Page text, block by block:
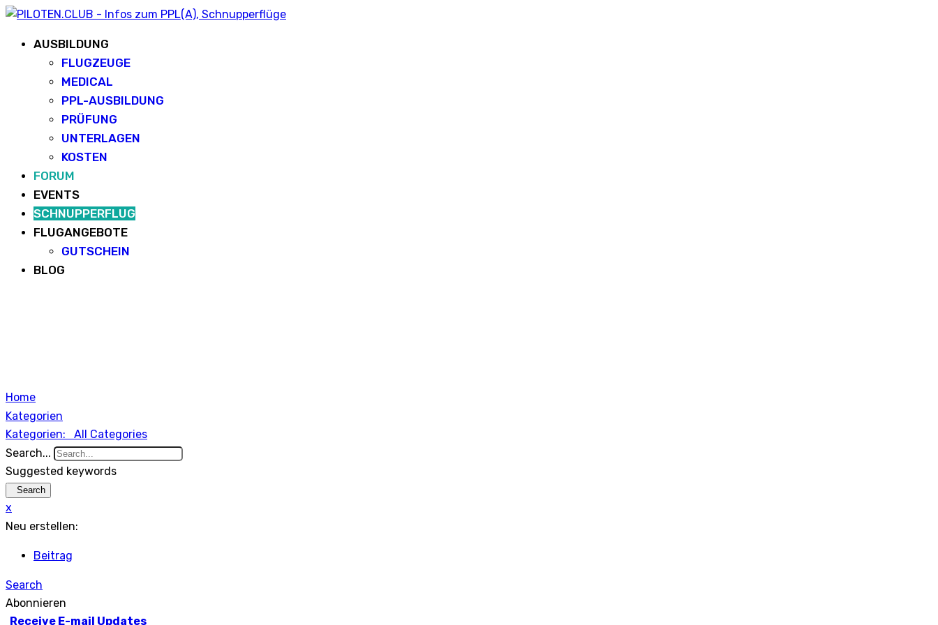
AUSBILDUNG
FLUGZEUGE
MEDICAL
PPL-AUSBILDUNG
PRÜFUNG
UNTERLAGEN
KOSTEN
FORUM
EVENTS
SCHNUPPERFLUG
FLUGANGEBOTE
GUTSCHEIN
BLOG
Home
Kategorien
Kategorien:
All Categories
Search...
Suggested keywords
Search
x
Neu erstellen:
Beitrag
Search
Abonnieren
Receive E-mail Updates